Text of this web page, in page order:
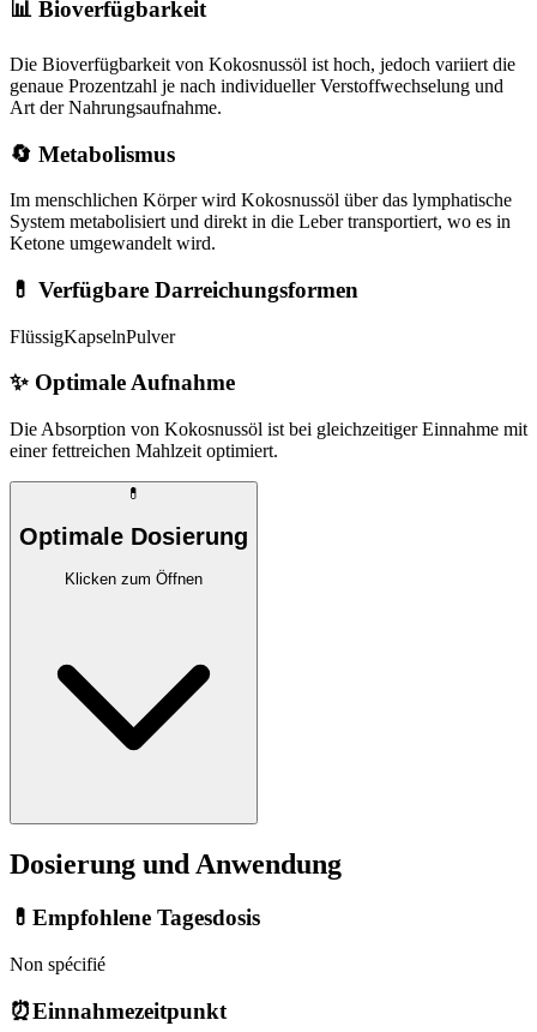
📊 Bioverfügbarkeit
Die Bioverfügbarkeit von Kokosnussöl ist hoch, jedoch variiert die
genaue Prozentzahl je nach individueller Verstoffwechselung und
Art der Nahrungsaufnahme.
🔄 Metabolismus
Im menschlichen Körper wird Kokosnussöl über das lymphatische
System metabolisiert und direkt in die Leber transportiert, wo es in
Ketone umgewandelt wird.
💊 Verfügbare Darreichungsformen
FlüssigKapselnPulver
✨ Optimale Aufnahme
Die Absorption von Kokosnussöl ist bei gleichzeitiger Einnahme mit
einer fettreichen Mahlzeit optimiert.
💊
Optimale Dosierung
Klicken zum Öffnen
Dosierung und Anwendung
💊 Empfohlene Tagesdosis
Non spécifié
⏰Einnahmezeitpunkt